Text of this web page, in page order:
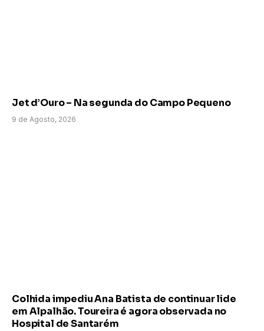
Jet d’Ouro – Na segunda do Campo Pequeno
9 de Agosto, 2026
Colhida impediu Ana Batista de continuar lide
em Alpalhão. Toureira é agora observada no
Hospital de Santarém